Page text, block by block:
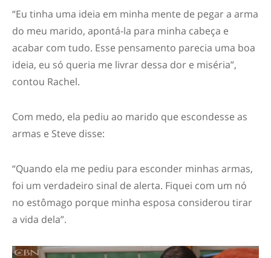
“Eu tinha uma ideia em minha mente de pegar a arma
do meu marido, apontá-la para minha cabeça e
acabar com tudo. Esse pensamento parecia uma boa
ideia, eu só queria me livrar dessa dor e miséria”,
contou Rachel.
Com medo, ela pediu ao marido que escondesse as
armas e Steve disse:
“Quando ela me pediu para esconder minhas armas,
foi um verdadeiro sinal de alerta. Fiquei com um nó
no estômago porque minha esposa considerou tirar
a vida dela”.